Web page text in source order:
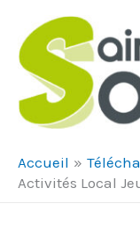
Accueil
Activités Local